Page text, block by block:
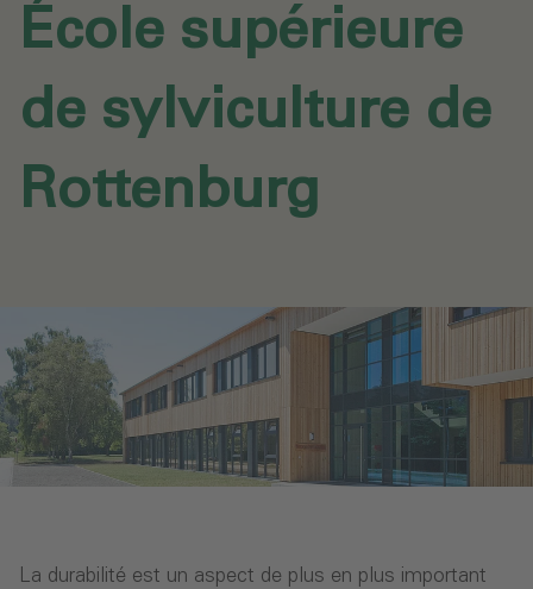
École supérieure
de sylviculture de
Rottenburg
La durabilité est un aspect de plus en plus important